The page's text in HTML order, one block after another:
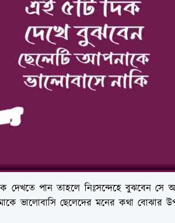
দেখতে পান তাহলে নিঃসন্দেহে বুঝবেন সে
ভালোবাসি ছেলেদের মনের কথা বোঝার